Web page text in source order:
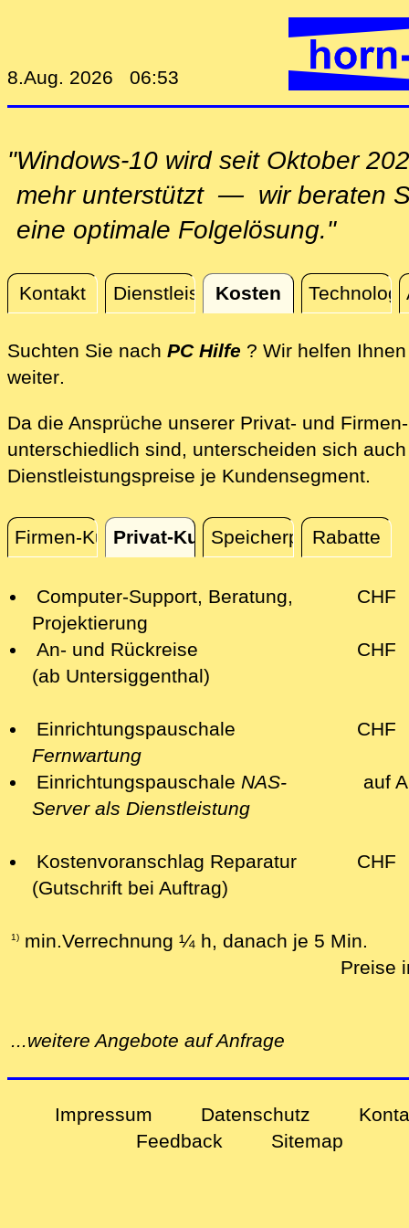
8.Aug. 2026 06:53
"Windows-10 wird seit Oktober
mehr unterstützt — wir beraten
eine optimale Folgelösung."
Kontakt Dienstleistungen
Kosten
Kosten
Suchten Sie nach PC Hilfe ? Wir helfen
weiterdirekt an Ihrem Standort, per
.
Da die Ansprüche unserer Privat- und
unterschiedlich sind, unterscheiden sich
Dienstleistungspreise je Kundensegment.
Firmen-KundenPrivat-KundenSpeicherplatzRabatte
Privat-Kunden
Computer-Support, Beratung,
Projektierung
CHF
An- und Rückreise
(ab Untersiggenthal)
CHF
Einrichtungspauschale
Fernwartung
CHF
Einrichtungspauschale NAS-
Server als Dienstleistung
auf
Kostenvoranschlag Reparatur
(Gutschrift bei Auftrag)
CHF
1)
min.Verrechnung ¼ h, danach je 5 Min.
Preise
...weitere Angebote auf Anfrage
Impressum Datenschutz
Feedback
Sitemap